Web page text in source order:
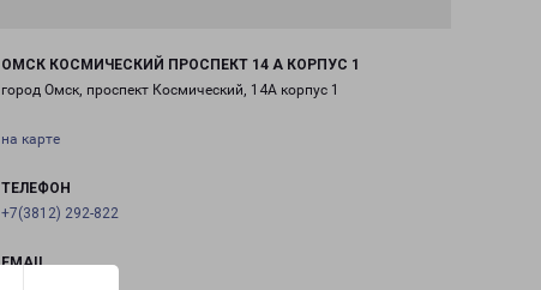
ОМСК КОСМИЧЕСКИЙ ПРОСПЕКТ 14 А КОРПУС 1
город Омск, проспект Космический, 14А корпус 1
на карте
ТЕЛЕФОН
+7(3812) 292-822
EMAIL